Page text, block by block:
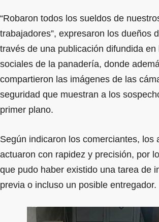
“Robaron todos los sueldos de
trabajadores”, expresaron los dueños
través de una publicación difundida en
sociales de la panadería, donde
compartieron las imágenes de las
seguridad que muestran a los
primer plano.
Según indicaron los comerciantes, los
actuaron con rapidez y precisión, por
que pudo haber existido una tarea de
previa o incluso un posible entregador.